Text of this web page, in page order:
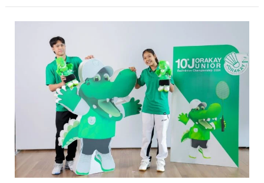
แบดฯ
สู่
ปี
ที่